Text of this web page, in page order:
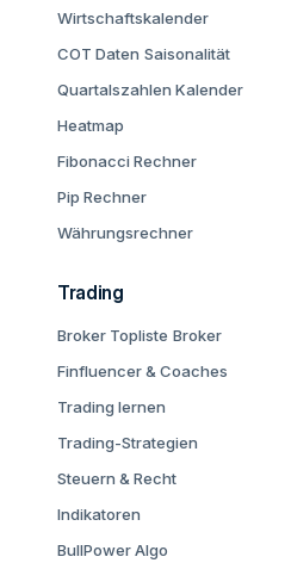
Wirtschaftskalender
COT Daten Saisonalität
Quartalszahlen Kalender
Heatmap
Fibonacci Rechner
Pip Rechner
Währungsrechner
Trading
Broker Topliste Broker
Finfluencer & Coaches
Trading lernen
Trading-Strategien
Steuern & Recht
Indikatoren
BullPower Algo